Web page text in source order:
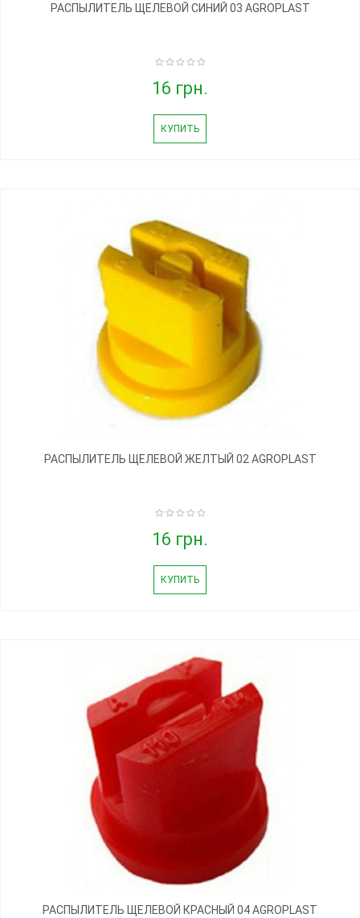
РАСПЫЛИТЕЛЬ ЩЕЛЕВОЙ СИНИЙ 03 AGROPLAST
16 грн.
КУПИТЬ
РАСПЫЛИТЕЛЬ ЩЕЛЕВОЙ ЖЕЛТЫЙ 02 AGROPLAST
16 грн.
КУПИТЬ
РАСПЫЛИТЕЛЬ ЩЕЛЕВОЙ КРАСНЫЙ 04 AGROPLAST